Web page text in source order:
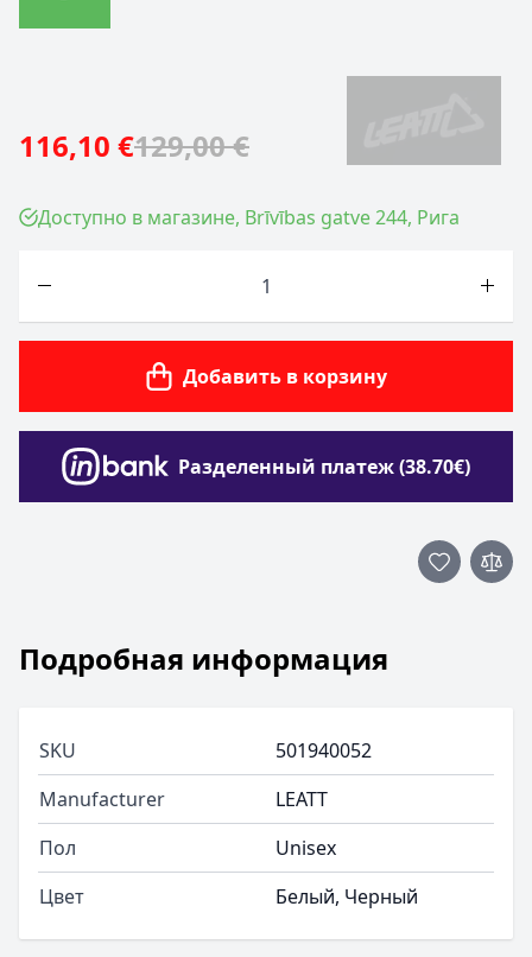
116,10 €129,00 €
Доступно в магазине, Brīvības gatve 244, Рига
Добавить в корзину
Разделенный платеж (38.70€)
Подробная информация
SKU
501940052
Manufacturer
LEATT
Пол
Unisex
Цвет
Белый, Черный